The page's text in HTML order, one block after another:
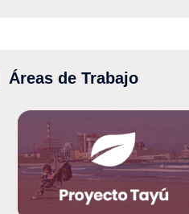
Áreas de Trabajo